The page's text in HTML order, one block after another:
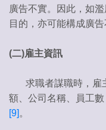
廣告不實。因此，如
目的，亦可能構成廣告
(二)雇主資訊
求職者謀職時，雇
額、公司名稱、員工
[9] 。